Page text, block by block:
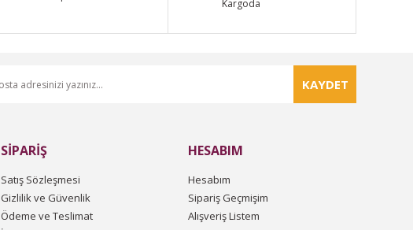
Kargoda
KAYDET
SİPARİŞ
Satış Sözleşmesi
Gizlilik ve Güvenlik
Ödeme ve Teslimat
HESABIM
Hesabım
Sipariş Geçmişim
Alışveriş Listem